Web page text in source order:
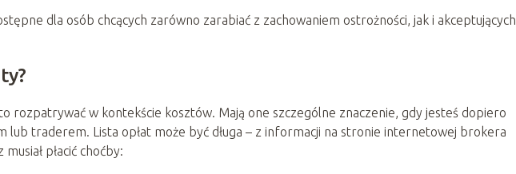
dla osób chcących zarówno zarabiać z zachowaniem ostrożności, jak i akceptujących
rozpatrywać w kontekście kosztów. Mają one szczególne znaczenie, gdy jesteś dopiero
lub traderem. Lista opłat może być długa – z informacji na stronie internetowej brokera
płacić choćby: